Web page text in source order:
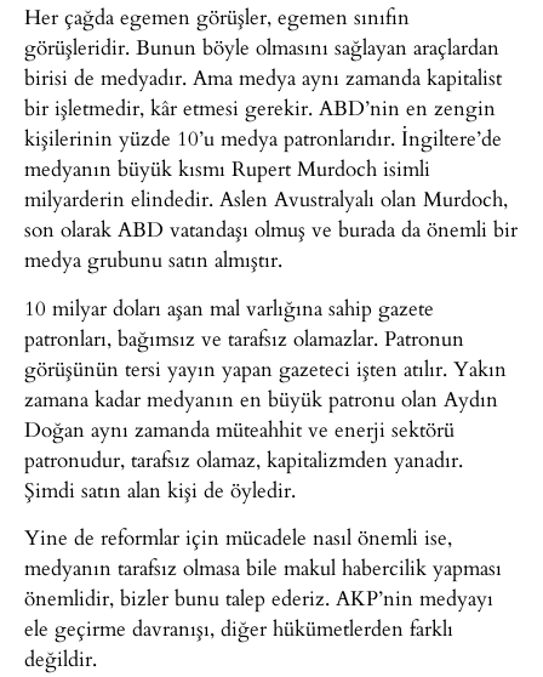
Her çağda egemen görüşler, egemen sınıfın
görüşleridir. Bunun böyle olmasını sağlayan araçlardan
birisi de medyadır. Ama medya aynı zamanda kapitalist
bir işletmedir, kâr etmesi gerekir. ABD’nin en zengin
kişilerinin yüzde 10’u medya patronlarıdır. İngiltere’de
medyanın büyük kısmı Rupert Murdoch isimli
milyarderin elindedir. Aslen Avustralyalı olan Murdoch,
son olarak ABD vatandaşı olmuş ve burada da önemli bir
medya grubunu satın almıştır.
10 milyar doları aşan mal varlığına sahip gazete
patronları, bağımsız ve tarafsız olamazlar. Patronun
görüşünün tersi yayın yapan gazeteci işten atılır. Yakın
zamana kadar medyanın en büyük patronu olan Aydın
Doğan aynı zamanda müteahhit ve enerji sektörü
patronudur, tarafsız olamaz, kapitalizmden yanadır.
Şimdi satın alan kişi de öyledir.
Yine de reformlar için mücadele nasıl önemli ise,
medyanın tarafsız olmasa bile makul habercilik yapması
önemlidir, bizler bunu talep ederiz. AKP’nin medyayı
ele geçirme davranışı, diğer hükümetlerden farklı
değildir.